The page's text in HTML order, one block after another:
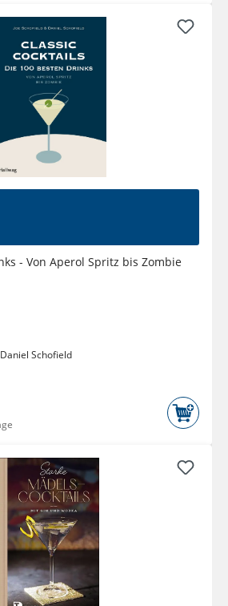
- Von Aperol Spritz bis Zombie
Schofield